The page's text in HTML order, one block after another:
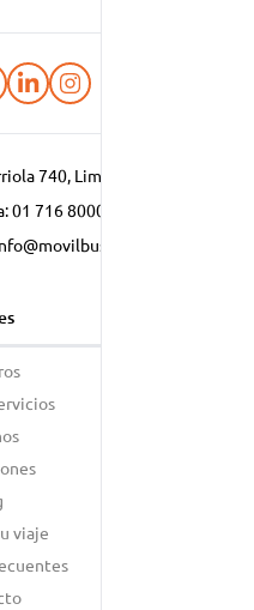
740, Lima, Perú
01 716 8000
viaje